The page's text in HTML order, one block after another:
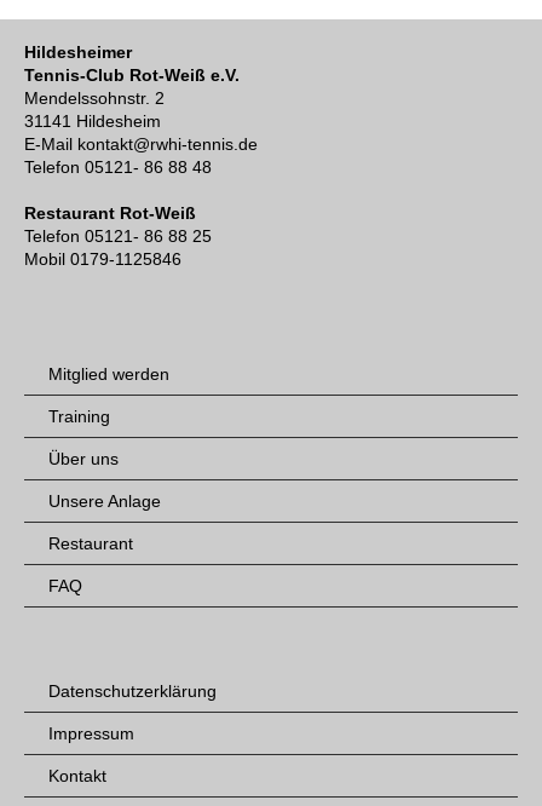
Hildesheimer
Tennis-Club Rot-Weiß e.V.
Mendelssohnstr. 2
31141 Hildesheim
E-Mail kontakt@rwhi-tennis.de
Telefon 05121- 86 88 48
Restaurant Rot-Weiß
Telefon 05121- 86 88 25
Mobil 0179-1125846
Mitglied werden
Training
Über uns
Unsere Anlage
Restaurant
FAQ
Datenschutzerklärung
Impressum
Kontakt